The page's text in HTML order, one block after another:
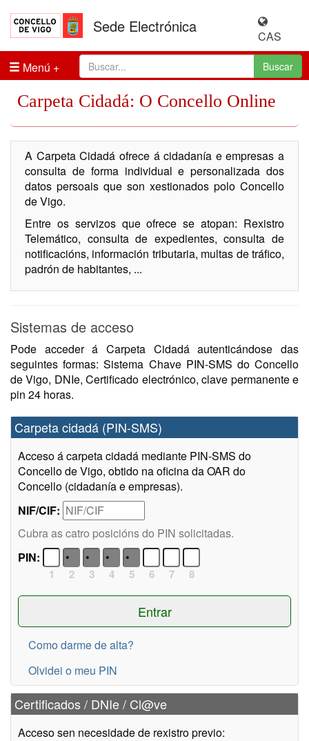
Sede Electrónica
CAS
Menú
Buscar
Carpeta Cidadá: O Concello Online
A Carpeta Cidadá ofrece á cidadanía e empresas a
consulta de forma individual e personalizada dos
datos persoais que son xestionados polo Concello
de Vigo.
Entre os servizos que ofrece se atopan: Rexistro
Telemático, consulta de expedientes, consulta de
notificacións, información tributaria, multas de tráfico,
padrón de habitantes, ...
Sistemas de acceso
Pode acceder á Carpeta Cidadá autenticándose das
seguintes formas: Sistema Chave PIN-SMS do Concello
de Vigo, DNIe, Certificado electrónico, clave permanente e
pin 24 horas.
Carpeta cidadá (PIN-SMS)
Acceso á carpeta cidadá mediante PIN-SMS do
Concello de Vigo, obtido na oficina da OAR do
Concello (cidadanía e empresas).
NIF/CIF:
Cubra as catro posicións do PIN solicitadas.
PIN:
1 2 3 4 5 6 7 8
Como darme de alta?
Olvidei o meu PIN
Certificados / DNIe / Cl@ve
Acceso sen necesidade de rexistro previo: